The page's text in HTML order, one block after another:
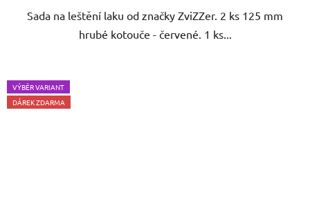
Sada na leštění laku od značky ZviZZer. 2 ks 125 mm
hrubé kotouče - červené. 1 ks...
VÝBĚR VARIANT
DÁREK ZDARMA